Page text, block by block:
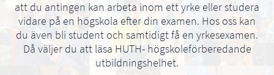
att du antingen kan arbeta inom ett yrke eller studera
vidare på en högskola efter din examen. Hos oss kan
du även bli student och samtidigt få en yrkesexamen.
Då väljer du att läsa HUTH- högskoleförberedande
utbildningshelhet.